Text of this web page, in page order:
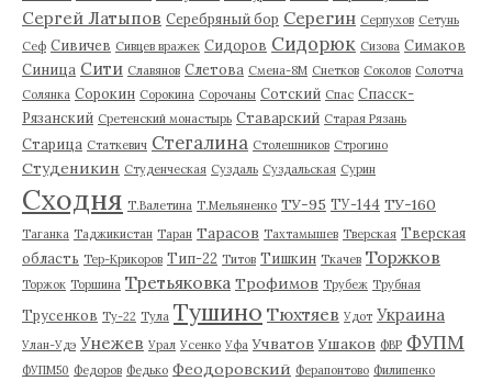
Сергей Латыпов Серебряный бор Серегин Серпухов Сетунь
Сеф Сивичев Сивцев вражек Сидоров Сидорюк Сизова Симаков
Синица Сити Славянов Слетова Смена-8М Снетков Соколов Солотча
Солянка Сорокин Сорокина Сорочаны Сотский Спас Спасск-
Рязанский Сретенский монастырь Ставарский Старая Рязань
Старица Статкевич Стегалина Столешников Строгино
Студеникин Студенческая Суздаль Суздальская Сурин
Сходня Т.Валетина Т.Мельяненко ТУ-95 ТУ-144 ТУ-160
Таганка Таджикистан Таран Тарасов Тахтамышев Тверская Тверская
область Тер-Крикоров Тип-22 Титов Тишкин Ткачев Торжков
Торжок Торшина Третьяковка Трофимов Трубеж Трубная
Трусенков Ту-22 Тула Тушино Тюхтяев Удот Украина
Улан-Удэ Унежев Урал Усенко Уфа Учватов Ушаков ФВР ФУПМ
ФУПМ50 Федоров Федько Феодоровский Ферапонтово Филипенко